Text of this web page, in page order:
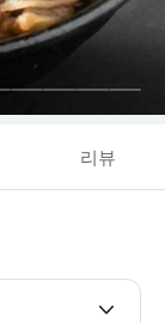
리뷰